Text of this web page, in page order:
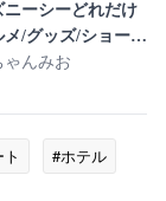
ーシーどれだけ
/グッズ/ショーで
ーシー #ディズ
ーvlog】
んみお
#ホテル